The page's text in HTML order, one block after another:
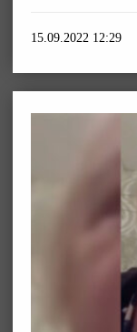
15.09.2022 12:29